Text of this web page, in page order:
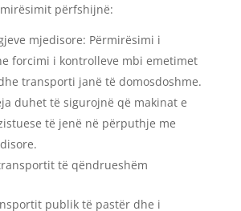
përfshijnë:
mjedisore: Përmirësimi i
forcimi i kontrolleve mbi emetimet
transporti janë të domosdoshme.
duhet të sigurojnë që makinat e
të jenë në përputhje me
të qëndrueshëm
publik të pastër dhe i